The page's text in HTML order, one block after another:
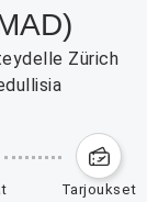
Zürich
tarjoukset